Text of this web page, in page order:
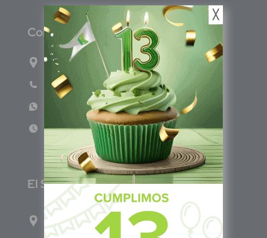
Colombia
Carrera 47A #95-56 oficina 305.
Teléfono: (601) 757 0706
WhatsApp: +57 317 465 1554
Lun - Vie 8:00am - 5:00pm
El Salvador
1ro Cll Pte, y 61 Av Nte, #3206, Local 9, San
Salvador Centro
╳